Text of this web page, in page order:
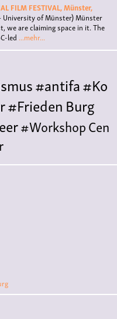
FILM FESTIVAL, Münster,
of Münster)Münster
we are claiming space in it. The
led ...mehr...
#antifa#Ko
#FriedenBurg
#WorkshopCen
#liveKonzert
punk#kino